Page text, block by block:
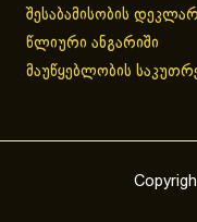
შესაბამისობის
წლიური ანგარიში
მაუწყებლობის